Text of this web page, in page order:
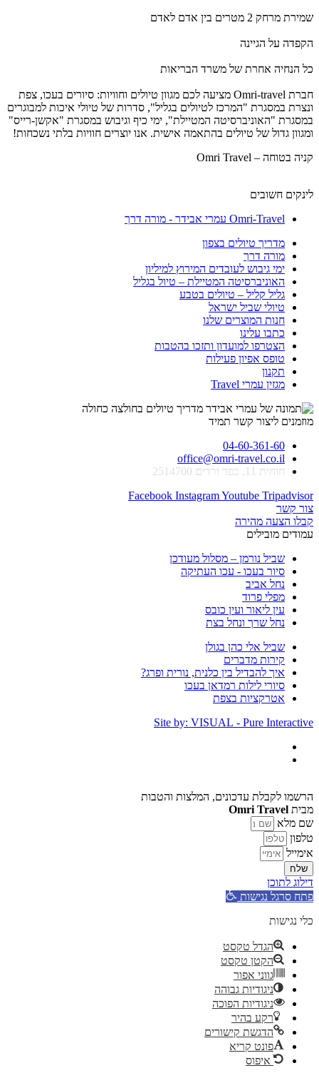
שמירת מרחק 2 מטרים בין אדם לאדם
הקפדה על הגיינה
כל הנחיה אחרת של משרד הבריאות
חברת Omri-travel מציעה לכם מגוון טיולים וחוויות: סיורים בעכו, צפת
ונצרת במסגרת "המרכז לטיולים בגליל", סדרות של טיולי איכות למבוגרים
במסגרת "האוניברסיטה המטיילת", ימי כיף וגיבוש במסגרת "אקשן-רייס"
ומגוון גדול של טיולים בהתאמה אישית. אנו יוצרים חוויות בלתי נשכחות!
קניה בטוחה – Omri Travel
לינקים חשובים
Omri-Travel עמרי אבידר - מורה דרך
מדריך טיולים בצפון
מורה דרך
ימי גיבוש לעובדים המירוץ למיליון
האוניברסיטה המטיילת – טיול בגליל
גליל קליל – טיולים בטבע
טיולי שביל ישראל
חנות המוצרים שלנו
כתבו עלינו
הצטרפו למועדון ותזכו בהטבות
טופס אפיון פעילות
תקנון
מגזין עמרי Travel
מוזמנים ליצור קשר תמיד
04-60-361-60
office@omri-travel.co.il
חוחית 11, כפר ורדים 2514700
Facebook InstagramYoutube Tripadvisor
צור קשר
קבלו הצעה מהירה
עמודים מובילים
שביל נורמן – מסלול מעודכן
סיור בעכו - עכו העתיקה
נחל אביב
מפלי פרוד
עין ליאור ועין כובס
נחל שרך ונחל בצת
שביל אלי כהן בגולן
קירות מדברים
איך להבדיל בין כלנית, נורית ופרג?
סיורי לילות רמדאן בעכו
אטרקציות בצפת
Site by: VISUAL - Pure Interactive
הרשמו לקבלת עדכונים, המלצות והטבות
מביתOmri Travel
שם מלא
טלפון
אימייל
שלח
דילוג לתוכן
פתח סרגל נגישות
כלי נגישות
הגדל טקסט
הקטן טקסט
גווני אפור
ניגודיות גבוהה
ניגודיות הפוכה
רקע בהיר
הדגשת קישורים
פונט קריא
איפוס